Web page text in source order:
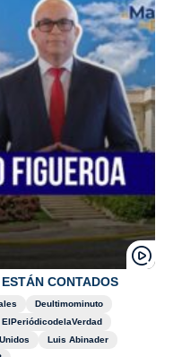
CONTADOS
Deultimominuto
ElPeriódicodelaVerdad
Luis Abinader